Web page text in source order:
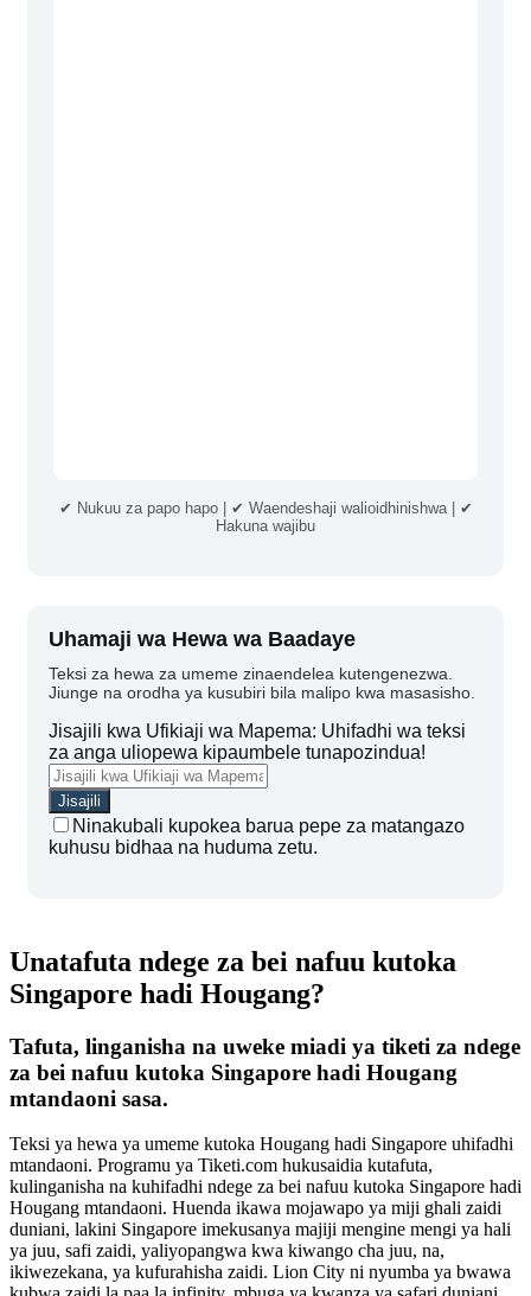
✔ Nukuu za papo hapo | ✔ Waendeshaji walioidhinishwa | ✔
Hakuna wajibu
Uhamaji wa Hewa wa Baadaye
Teksi za hewa za umeme zinaendelea kutengenezwa.
Jiunge na orodha ya kusubiri bila malipo kwa masasisho.
Jisajili kwa Ufikiaji wa Mapema: Uhifadhi wa teksi
za anga uliopewa kipaumbele tunapozindua!
Ninakubali kupokea barua pepe za matangazo
kuhusu bidhaa na huduma zetu.
Unatafuta ndege za bei nafuu kutoka
Singapore hadi Hougang?
Tafuta, linganisha na uweke miadi ya tiketi za ndege
za bei nafuu kutoka Singapore hadi Hougang
mtandaoni sasa.
Teksi ya hewa ya umeme kutoka Hougang hadi Singapore uhifadhi
mtandaoni. Programu ya Tiketi.com hukusaidia kutafuta,
kulinganisha na kuhifadhi ndege za bei nafuu kutoka Singapore hadi
Hougang mtandaoni. Huenda ikawa mojawapo ya miji ghali zaidi
duniani, lakini Singapore imekusanya majiji mengine mengi ya hali
ya juu, safi zaidi, yaliyopangwa kwa kiwango cha juu, na,
ikiwezekana, ya kufurahisha zaidi. Lion City ni nyumba ya bwawa